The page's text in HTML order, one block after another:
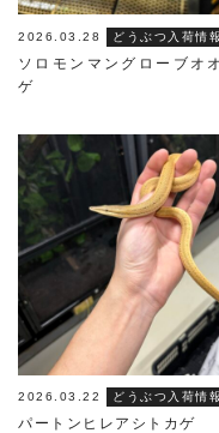
2026.03.28 どうぶつ入荷情報
ソロモンマングローブオ
ゲ
2026.03.22 どうぶつ入荷情報
パートンヒレアシトカゲ